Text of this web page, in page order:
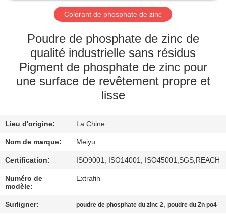
PROPOS
NOUS
L'USINE
CONTRÔLE
DE
LA
Colorant de phosphate de zinc
Poudre de phosphate de zinc de
qualité industrielle sans résidus
Pigment de phosphate de zinc pour
une surface de revêtement propre et
lisse
Lieu d'origine: La Chine
Nom de marque: Meiyu
Certification: ISO9001, ISO14001, ISO45001,SGS,REACH
Numéro de
modèle:
Extrafin
Surligner: poudre de phosphate du zinc 2,poudre du Zn po4